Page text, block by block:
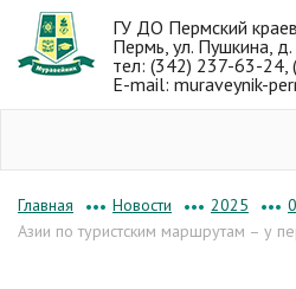
ГУ ДО Пермский
Пермь, ул. Пушкина,
тел: (342) 237-63-
E-mail: muraveynik-
Главная ••• Новости ••• 2025 •••
Азии по туристским маршрутам – у